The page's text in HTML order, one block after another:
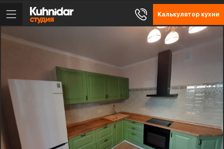
Калькулятор кухни